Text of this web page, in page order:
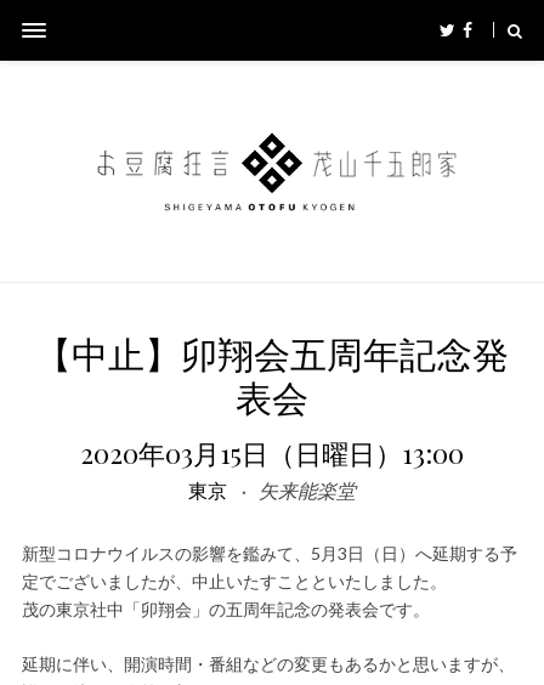
【中止】卯翔会五周年記念発
表会
2020年03月15日（日曜日）13:00
東京 矢来能楽堂
新型コロナウイルスの影響を鑑みて、5月3日（日）へ延期する予
定でございましたが、中止いたすことといたしました。
茂の東京社中「卯翔会」の五周年記念の発表会です。
延期に伴い、開演時間・番組などの変更もあるかと思いますが、